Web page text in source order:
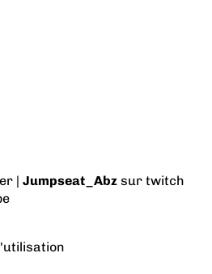
|Jumpseat_Abz sur twitch